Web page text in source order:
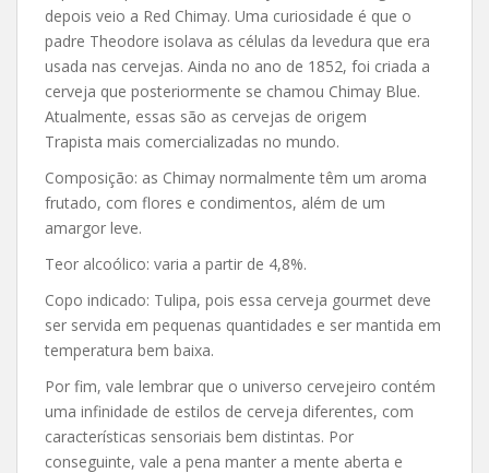
depois veio a Red Chimay. Uma curiosidade é que o
padre Theodore isolava as células da levedura que era
usada nas cervejas. Ainda no ano de 1852, foi criada a
cerveja que posteriormente se chamou Chimay Blue.
Atualmente, essas são as cervejas de origem
Trapista mais comercializadas no mundo.
Composição: as Chimay normalmente têm um aroma
frutado, com flores e condimentos, além de um
amargor leve.
Teor alcoólico: varia a partir de 4,8%.
Copo indicado: Tulipa, pois essa cerveja gourmet deve
ser servida em pequenas quantidades e ser mantida em
temperatura bem baixa.
Por fim, vale lembrar que o universo cervejeiro contém
uma infinidade de estilos de cerveja diferentes, com
características sensoriais bem distintas. Por
conseguinte, vale a pena manter a mente aberta e